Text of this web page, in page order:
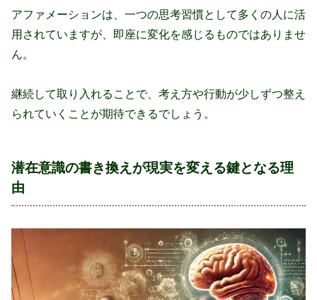
アファメーションは、一つの思考習慣として多くの人に活
用されていますが、即座に変化を感じるものではありませ
ん。
継続して取り入れることで、考え方や行動が少しずつ整え
られていくことが期待できるでしょう。
潜在意識の書き換えが現実を変える鍵となる理
由